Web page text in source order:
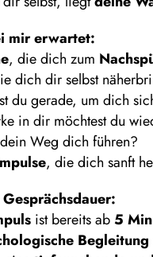
mir erwartet:
, die dich zum
dich dir selbst
du gerade, um dich
in dir möchtest du
Weg dich führen?
, die dich sanft
ist bereits ab 5
Begleitung